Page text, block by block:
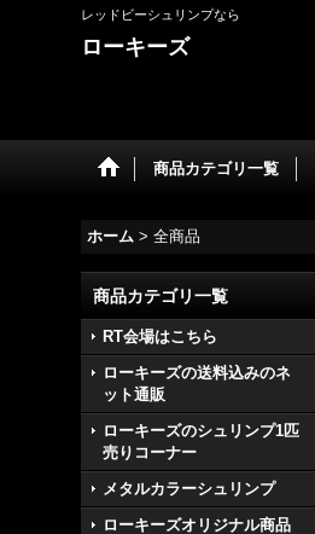
レッドビーシュリンプなら
ローキーズ
商品カテゴリ一覧
ホーム > 全商品
商品カテゴリ一覧
RT会場はこちら
ローキーズの送料込みのネ
ット通販
ローキーズのシュリンプ1匹
売りコーナー
メタルカラーシュリンプ
ローキーズオリジナル商品